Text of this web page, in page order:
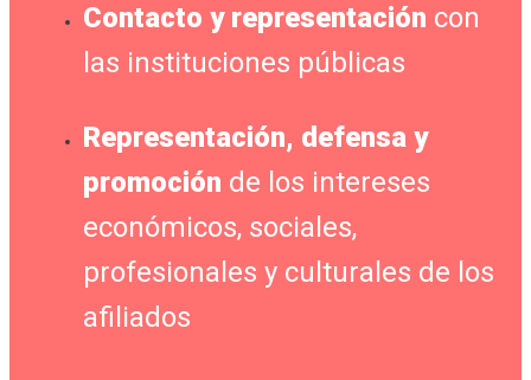
Contacto y representación con
las instituciones públicas
Representación, defensa y
promoción de los intereses
económicos, sociales,
profesionales y culturales de los
afiliados